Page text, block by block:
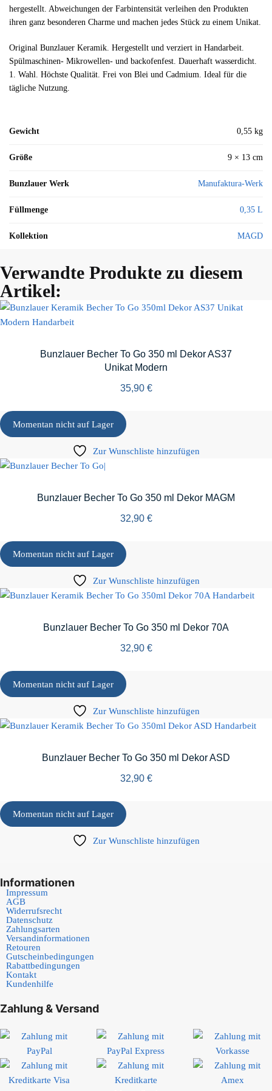
hergestellt. Abweichungen der Farbintensität verleihen den Produkten
ihren ganz besonderen Charme und machen jedes Stück zu einem Unikat.
Original Bunzlauer Keramik. Hergestellt und verziert in Handarbeit.
Spülmaschinen- Mikrowellen- und backofenfest. Dauerhaft wasserdicht.
1. Wahl. Höchste Qualität. Frei von Blei und Cadmium. Ideal für die
tägliche Nutzung.
Gewicht 0,55 kg
Größe 9 × 13 cm
Bunzlauer Werk Manufaktura-Werk
Füllmenge 0,35 L
Kollektion MAGD
Verwandte Produkte zu diesem
Artikel:
Bunzlauer Becher To Go 350 ml Dekor AS37
Unikat Modern
35,90 €
Momentan nicht auf Lager
Zur Wunschliste hinzufügen
Bunzlauer Becher To Go 350 ml Dekor MAGM
32,90 €
Momentan nicht auf Lager
Zur Wunschliste hinzufügen
Bunzlauer Becher To Go 350 ml Dekor 70A
32,90 €
Momentan nicht auf Lager
Zur Wunschliste hinzufügen
Bunzlauer Becher To Go 350 ml Dekor ASD
32,90 €
Momentan nicht auf Lager
Zur Wunschliste hinzufügen
Informationen
Impressum
AGB
Widerrufsrecht
Datenschutz
Zahlungsarten
Versandinformationen
Retouren
Gutscheinbedingungen
Rabattbedingungen
Kontakt
Kundenhilfe
Zahlung & Versand